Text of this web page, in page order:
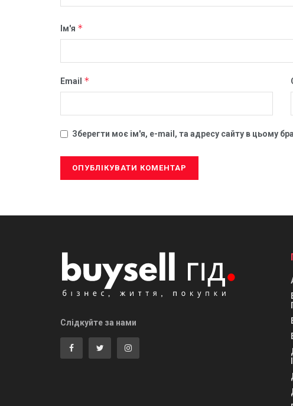
Ім'я *
Email *
Зберегти моє ім'я, e-mail, та адресу сайту в цьому
Слідкуйте за нами